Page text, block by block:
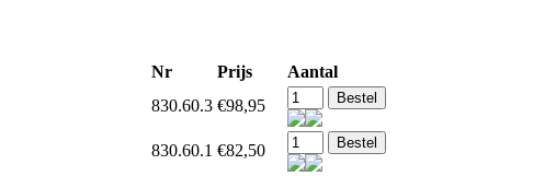
Nr Prijs
Aantal
830.60.3 €98,95
830.60.1 €82,50